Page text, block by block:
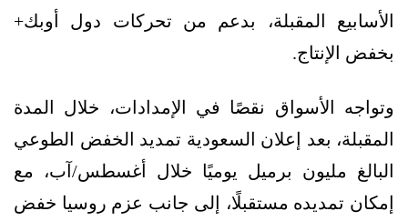
الأسابيع المقبلة، بدعم من تحركات دول أوبك+
بخفض الإنتاج.
وتواجه الأسواق نقصًا في الإمدادات، خلال المدة
المقبلة، بعد إعلان السعودية تمديد الخفض الطوعي
البالغ مليون برميل يوميًا خلال أغسطس/آب، مع
إمكان تمديده مستقبلًا، إلى جانب عزم روسيا خفض